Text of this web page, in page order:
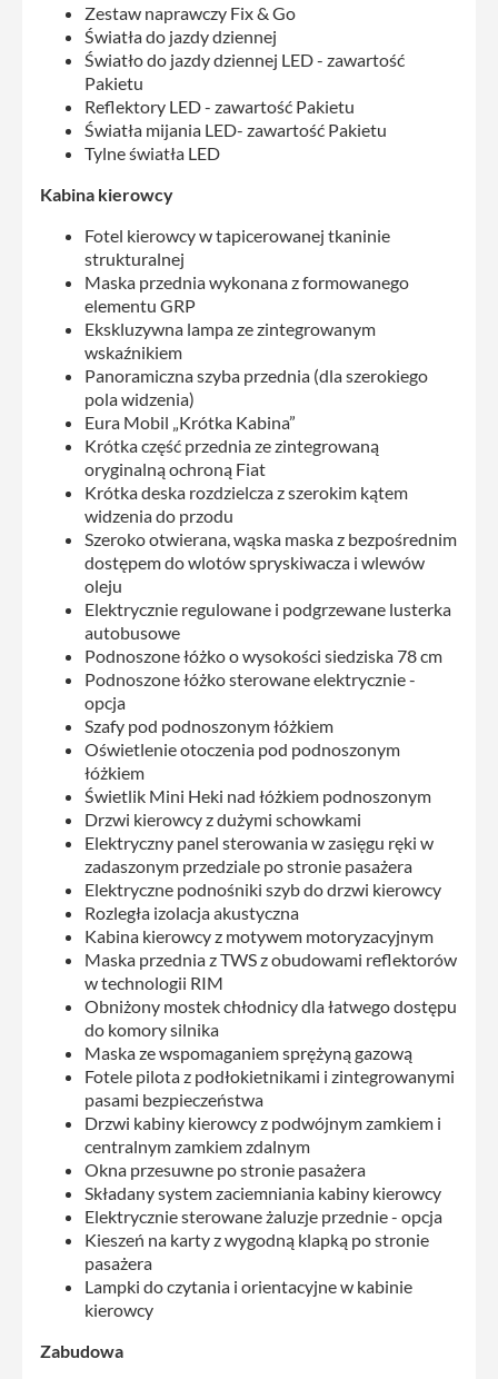
Zestaw naprawczy Fix & Go
Światła do jazdy dziennej
Światło do jazdy dziennej LED - zawartość
Pakietu
Reflektory LED - zawartość Pakietu
Światła mijania LED- zawartość Pakietu
Tylne światła LED
Kabina kierowcy
Fotel kierowcy w tapicerowanej tkaninie
strukturalnej
Maska przednia wykonana z formowanego
elementu GRP
Ekskluzywna lampa ze zintegrowanym
wskaźnikiem
Panoramiczna szyba przednia (dla szerokiego
pola widzenia)
Eura Mobil „Krótka Kabina”
Krótka część przednia ze zintegrowaną
oryginalną ochroną Fiat
Krótka deska rozdzielcza z szerokim kątem
widzenia do przodu
Szeroko otwierana, wąska maska ​​z bezpośrednim
dostępem do wlotów spryskiwacza i wlewów
oleju
Elektrycznie regulowane i podgrzewane lusterka
autobusowe
Podnoszone łóżko o wysokości siedziska 78 cm
Podnoszone łóżko sterowane elektrycznie -
opcja
Szafy pod podnoszonym łóżkiem
Oświetlenie otoczenia pod podnoszonym
łóżkiem
Świetlik Mini Heki nad łóżkiem podnoszonym
Drzwi kierowcy z dużymi schowkami
Elektryczny panel sterowania w zasięgu ręki w
zadaszonym przedziale po stronie pasażera
Elektryczne podnośniki szyb do drzwi kierowcy
Rozległa izolacja akustyczna
Kabina kierowcy z motywem motoryzacyjnym
Maska przednia z TWS z obudowami reflektorów
w technologii RIM
Obniżony mostek chłodnicy dla łatwego dostępu
do komory silnika
Maska ze wspomaganiem sprężyną gazową
Fotele pilota z podłokietnikami i zintegrowanymi
pasami bezpieczeństwa
Drzwi kabiny kierowcy z podwójnym zamkiem i
centralnym zamkiem zdalnym
Okna przesuwne po stronie pasażera
Składany system zaciemniania kabiny kierowcy
Elektrycznie sterowane żaluzje przednie - opcja
Kieszeń na karty z wygodną klapką po stronie
pasażera
Lampki do czytania i orientacyjne w kabinie
kierowcy
Zabudowa